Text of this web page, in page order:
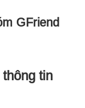
GFriend
tin